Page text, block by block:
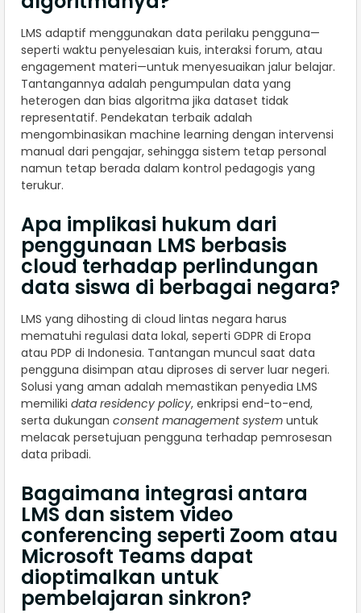
LMS adaptif menggunakan data perilaku pengguna—
seperti waktu penyelesaian kuis, interaksi forum, atau
engagement materi—untuk menyesuaikan jalur belajar.
Tantangannya adalah pengumpulan data yang
heterogen dan bias algoritma jika dataset tidak
representatif. Pendekatan terbaik adalah
mengombinasikan machine learning dengan intervensi
manual dari pengajar, sehingga sistem tetap personal
namun tetap berada dalam kontrol pedagogis yang
terukur.
Apa implikasi hukum dari
penggunaan LMS berbasis
cloud terhadap perlindungan
data siswa di berbagai negara?
LMS yang dihosting di cloud lintas negara harus
mematuhi regulasi data lokal, seperti GDPR di Eropa
atau PDP di Indonesia. Tantangan muncul saat data
pengguna disimpan atau diproses di server luar negeri.
Solusi yang aman adalah memastikan penyedia LMS
memiliki data residency policy, enkripsi end-to-end,
serta dukungan consent management system untuk
melacak persetujuan pengguna terhadap pemrosesan
data pribadi.
Bagaimana integrasi antara
LMS dan sistem video
conferencing seperti Zoom atau
Microsoft Teams dapat
dioptimalkan untuk
pembelajaran sinkron?